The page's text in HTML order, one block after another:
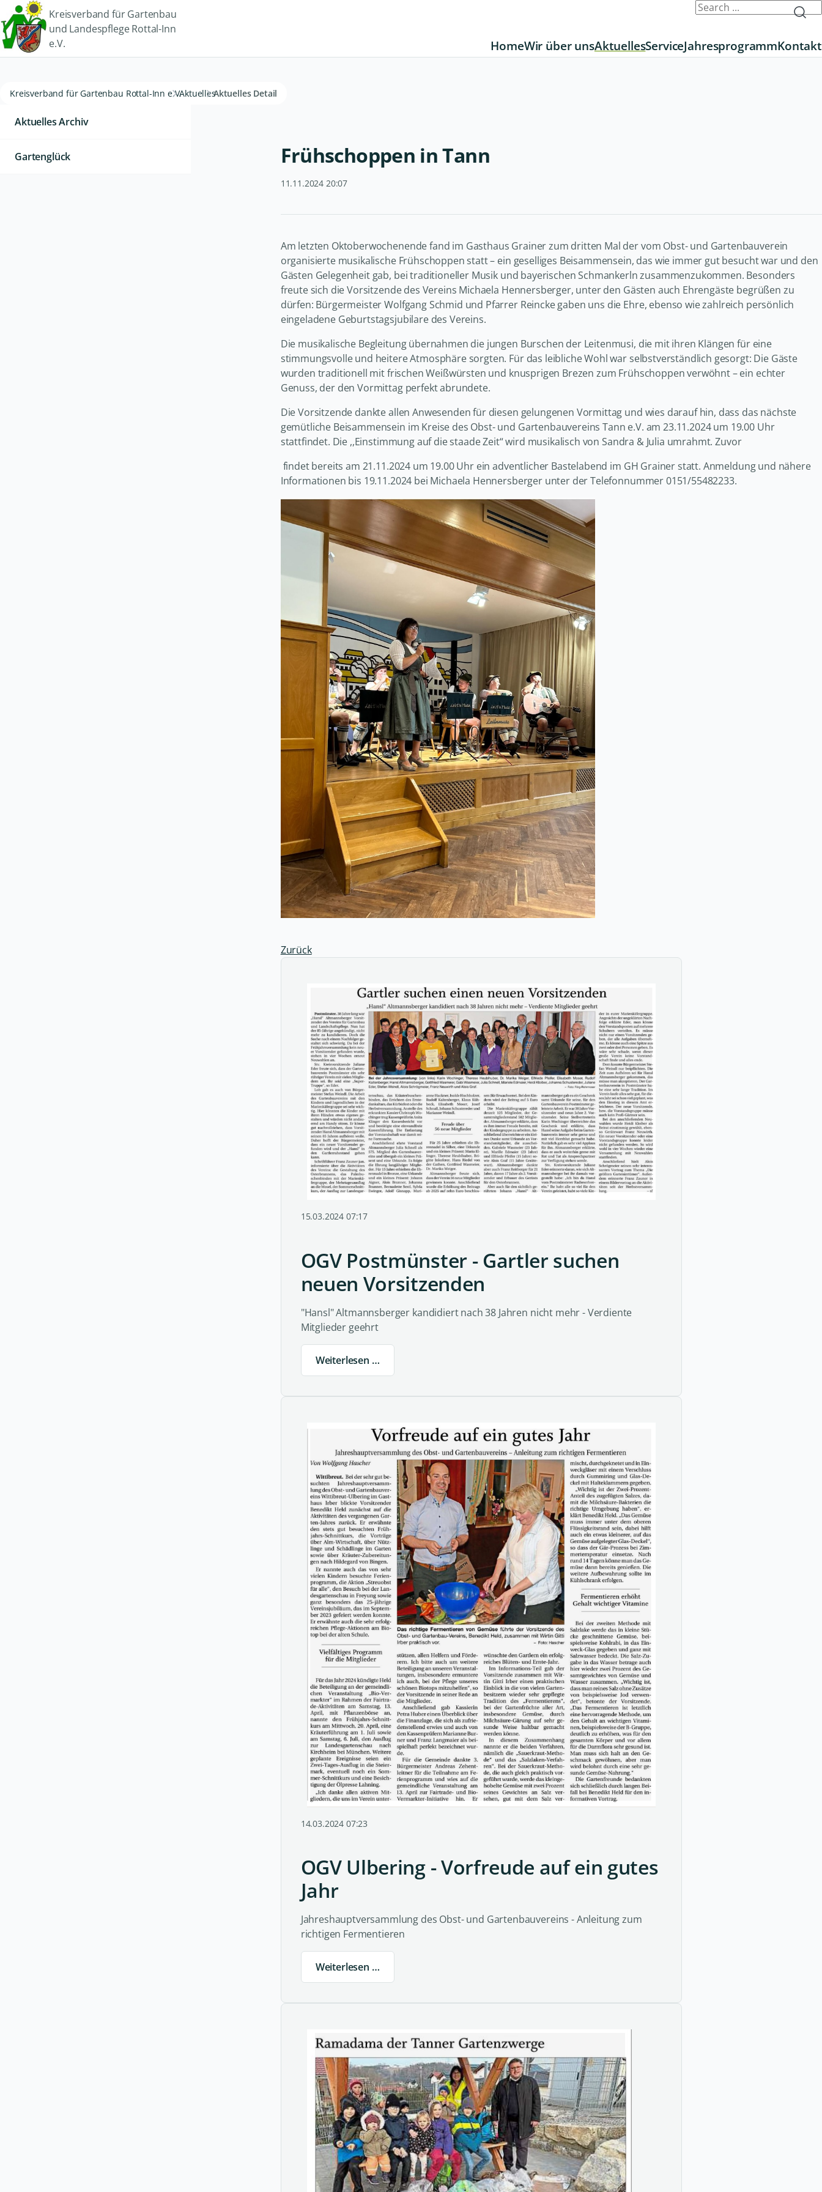
Kreisverband für Gartenbau
und Landespflege Rottal-Inn
e.V.
HomeWir über unsAktuellesServiceJahresprogrammKontakt
Kreisverband für Gartenbau Rottal-Inn e.V.AktuellesAktuelles Detail
Frühschoppen in Tann
11.11.2024 20:07
Am letzten Oktoberwochenende fand im Gasthaus Grainer zum dritten Mal der vom Obst- und Gartenbauverein
organisierte musikalische Frühschoppen statt – ein geselliges Beisammensein, das wie immer gut besucht war und den
Gästen Gelegenheit gab, bei traditioneller Musik und bayerischen Schmankerln zusammenzukommen. Besonders
freute sich die Vorsitzende des Vereins Michaela Hennersberger, unter den Gästen auch Ehrengäste begrüßen zu
dürfen: Bürgermeister Wolfgang Schmid und Pfarrer Reincke gaben uns die Ehre, ebenso wie zahlreich persönlich
eingeladene Geburtstagsjubilare des Vereins.
Die musikalische Begleitung übernahmen die jungen Burschen der Leitenmusi, die mit ihren Klängen für eine
stimmungsvolle und heitere Atmosphäre sorgten. Für das leibliche Wohl war selbstverständlich gesorgt: Die Gäste
wurden traditionell mit frischen Weißwürsten und knusprigen Brezen zum Frühschoppen verwöhnt – ein echter
Genuss, der den Vormittag perfekt abrundete.
Die Vorsitzende dankte allen Anwesenden für diesen gelungenen Vormittag und wies darauf hin, dass das nächste
gemütliche Beisammensein im Kreise des Obst- und Gartenbauvereins Tann e.V. am 23.11.2024 um 19.00 Uhr
stattfindet. Die ,,Einstimmung auf die staade Zeit“ wird musikalisch von Sandra & Julia umrahmt. Zuvor
findet bereits am 21.11.2024 um 19.00 Uhr ein adventlicher Bastelabend im GH Grainer statt. Anmeldung und nähere
Informationen bis 19.11.2024 bei Michaela Hennersberger unter der Telefonnummer 0151/55482233.
Zurück
15.03.2024 07:17
OGV Postmünster - Gartler suchen
neuen Vorsitzenden
"Hansl" Altmannsberger kandidiert nach 38 Jahren nicht mehr - Verdiente
Mitglieder geehrt
Weiterlesen …
14.03.2024 07:23
OGV Ulbering - Vorfreude auf ein gutes
Jahr
Jahreshauptversammlung des Obst- und Gartenbauvereins - Anleitung zum
richtigen Fermentieren
Weiterlesen …
Aktuelles Archiv
Gartenglück